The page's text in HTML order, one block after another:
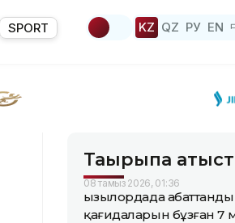
SPORT KZ QZ РУ EN
Тақырыпқа
08 тамыз 2026, 01:36
Қызылордада
қағидаларын бұзған 7